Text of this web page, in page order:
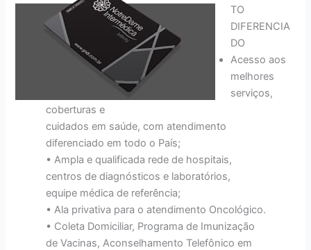
TO
DIFERENCIA
DO
Acesso aos
melhores
serviços,
coberturas e
cuidados em saúde, com atendimento
diferenciado em todo o País;
• Ampla e qualificada rede de hospitais,
centros de diagnósticos e laboratórios,
equipe médica de referência;
• Ala privativa para o atendimento Oncológico.
• Coleta Domiciliar, Programa de Imunização
de Vacinas, Aconselhamento Telefônico em